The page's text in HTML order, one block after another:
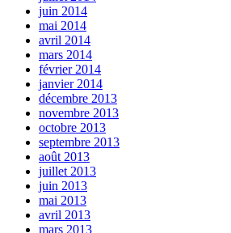
juin 2014
mai 2014
avril 2014
mars 2014
février 2014
janvier 2014
décembre 2013
novembre 2013
octobre 2013
septembre 2013
août 2013
juillet 2013
juin 2013
mai 2013
avril 2013
mars 2013